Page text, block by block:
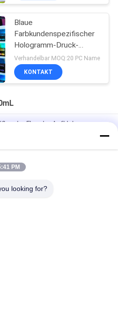
Blaue
Farbkundenspezifischer
Hologramm-Druck-
Verordnungs-Flaschen-
Aufkleber für Phiole
10Ml
Verhandelbar MOQ:20 PC Name
KONTAKT
Flasche Aufkleber
Druck für
Druck für
PM
looking for?